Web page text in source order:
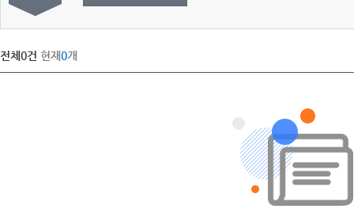
전체 0건 현재0개